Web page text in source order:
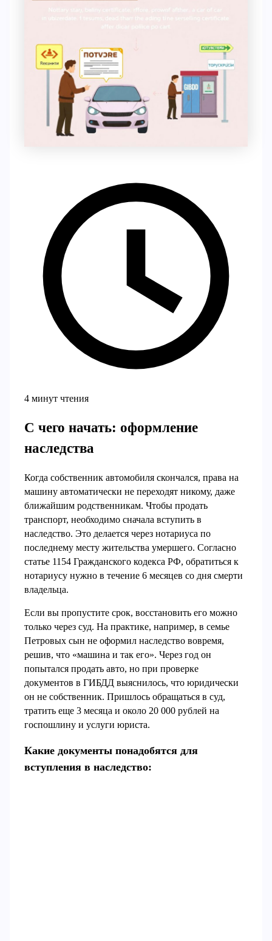
4 минут чтения
С чего начать: оформление
наследства
Когда собственник автомобиля скончался, права на
машину автоматически не переходят никому, даже
ближайшим родственникам. Чтобы продать
транспорт, необходимо сначала вступить в
наследство. Это делается через нотариуса по
последнему месту жительства умершего. Согласно
статье 1154 Гражданского кодекса РФ, обратиться к
нотариусу нужно в течение 6 месяцев со дня смерти
владельца.
Если вы пропустите срок, восстановить его можно
только через суд. На практике, например, в семье
Петровых сын не оформил наследство вовремя,
решив, что «машина и так его». Через год он
попытался продать авто, но при проверке
документов в ГИБДД выяснилось, что юридически
он не собственник. Пришлось обращаться в суд,
тратить еще 3 месяца и около 20 000 рублей на
госпошлину и услуги юриста.
Какие документы понадобятся для
вступления в наследство: